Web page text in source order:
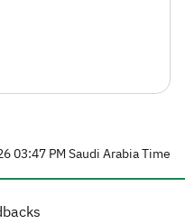
03:47 PM Saudi Arabia Time